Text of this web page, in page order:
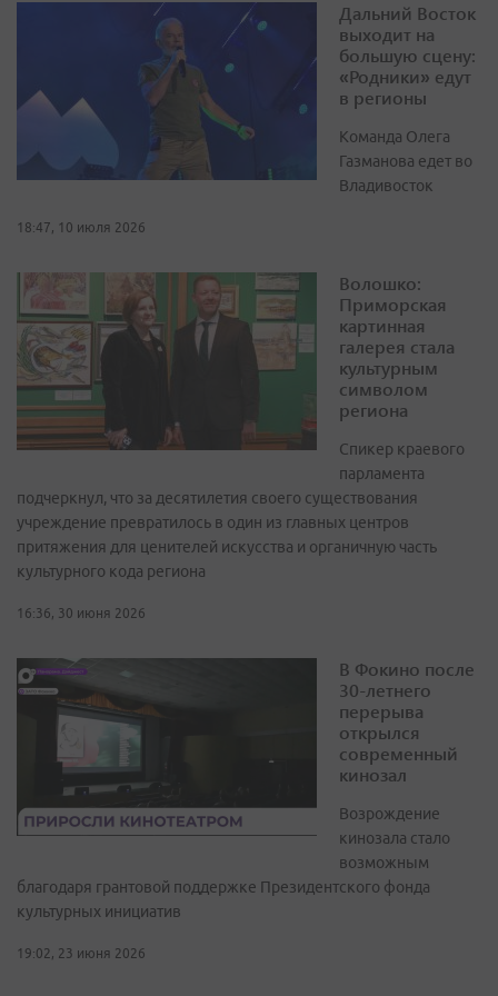
Дальний Восток
выходит на
большую сцену:
«Родники» едут
в регионы
Команда Олега
Газманова едет во
Владивосток
18:47, 10 июля 2026
Волошко:
Приморская
картинная
галерея стала
культурным
символом
региона
Спикер краевого
парламента
подчеркнул, что за десятилетия своего существования
учреждение превратилось в один из главных центров
притяжения для ценителей искусства и органичную часть
культурного кода региона
16:36, 30 июня 2026
В Фокино после
30-летнего
перерыва
открылся
современный
кинозал
Возрождение
кинозала стало
возможным
благодаря грантовой поддержке Президентского фонда
культурных инициатив
19:02, 23 июня 2026